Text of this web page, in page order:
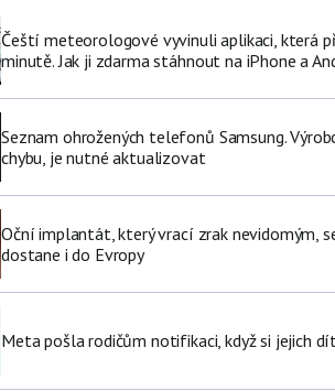
Čeští meteorologové vyvinuli aplikaci, která
minutě. Jak ji zdarma stáhnout na iPhone a
Seznam ohrožených telefonů Samsung.
chybu, je nutné aktualizovat
Oční implantát, který vrací zrak nevidomým,
dostane i do Evropy
Meta pošla rodičům notifikaci, když si jejich